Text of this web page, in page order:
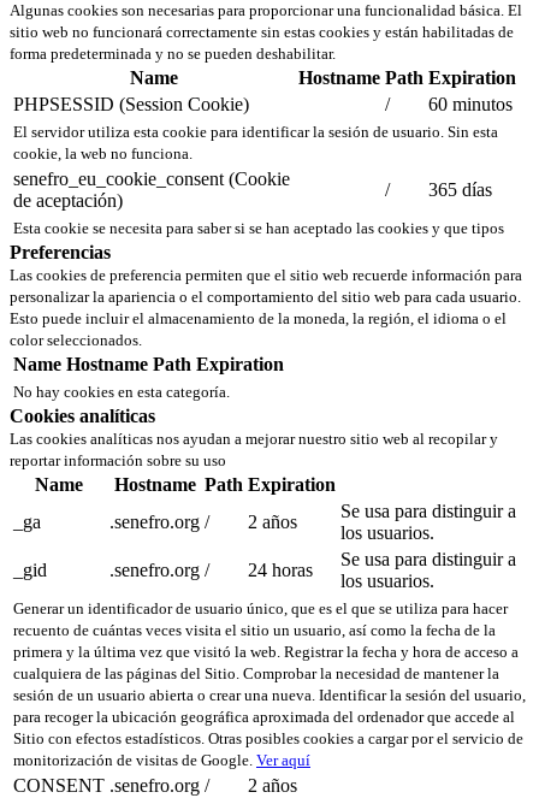
Algunas cookies son necesarias para proporcionar una funcionalidad básica. El
sitio web no funcionará correctamente sin estas cookies y están habilitadas de
forma predeterminada y no se pueden deshabilitar.
Name Hostname Path Expiration
PHPSESSID (Session Cookie)
/ 60 minutos
El servidor utiliza esta cookie para identificar la sesión de usuario. Sin esta
cookie, la web no funciona.
senefro_eu_cookie_consent (Cookie
de aceptación)
/ 365 días
Esta cookie se necesita para saber si se han aceptado las cookies y que tipos
Preferencias
Las cookies de preferencia permiten que el sitio web recuerde información para
personalizar la apariencia o el comportamiento del sitio web para cada usuario.
Esto puede incluir el almacenamiento de la moneda, la región, el idioma o el
color seleccionados.
Name Hostname Path Expiration
No hay cookies en esta categoría.
Cookies analíticas
Las cookies analíticas nos ayudan a mejorar nuestro sitio web al recopilar y
reportar información sobre su uso
Name Hostname Path Expiration
_ga
.senefro.org / 2 años
Se usa para distinguir a
los usuarios.
_gid
.senefro.org / 24 horas
Se usa para distinguir a
los usuarios.
Generar un identificador de usuario único, que es el que se utiliza para hacer
recuento de cuántas veces visita el sitio un usuario, así como la fecha de la
primera y la última vez que visitó la web. Registrar la fecha y hora de acceso a
cualquiera de las páginas del Sitio. Comprobar la necesidad de mantener la
sesión de un usuario abierta o crear una nueva. Identificar la sesión del usuario,
para recoger la ubicación geográfica aproximada del ordenador que accede al
Sitio con efectos estadísticos. Otras posibles cookies a cargar por el servicio de
monitorización de visitas de Google. Ver aquí
CONSENT .senefro.org /
2 años